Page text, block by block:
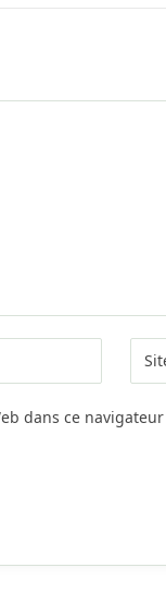
dans ce